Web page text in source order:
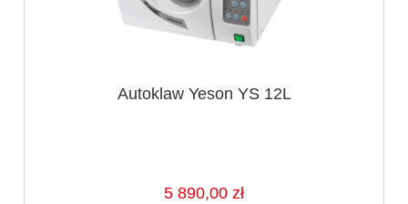
Autoklaw Yeson YS 12L
5 890,00 zł